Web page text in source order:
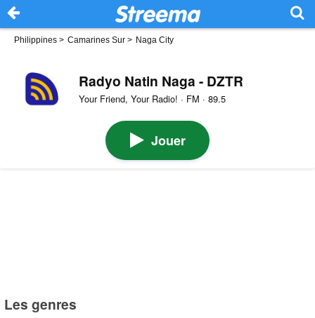
Philippines > Camarines Sur > Naga City
Radyo Natin Naga - DZTR
Your Friend, Your Radio! · FM · 89.5
Jouer
Les genres